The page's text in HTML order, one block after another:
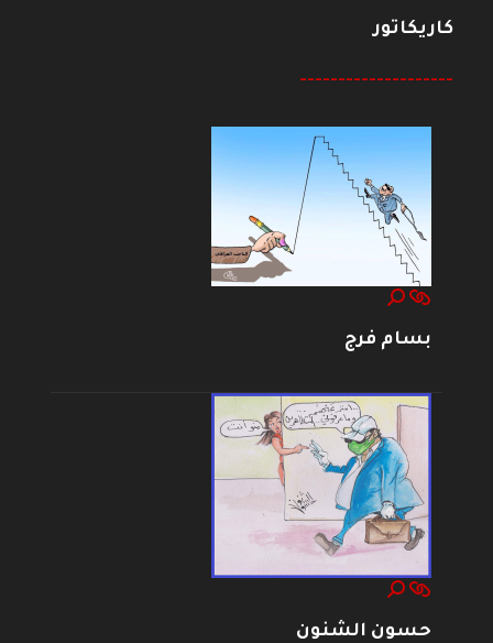
كاريكاتور
--------------------
بسام فرج
حسون الشنون